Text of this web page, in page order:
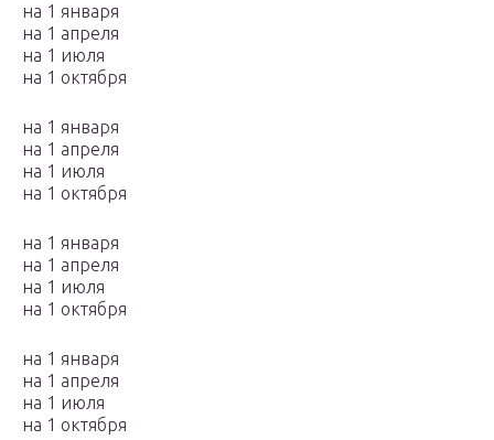
на 1 января
на 1 апреля
на 1 июля
на 1 октября
на 1 января
на 1 апреля
на 1 июля
на 1 октября
на 1 января
на 1 апреля
на 1 июля
на 1 октября
на 1 января
на 1 апреля
на 1 июля
на 1 октября